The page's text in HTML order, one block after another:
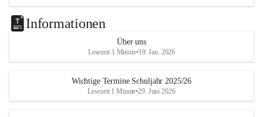
Jedes Kind lernt anders. Wir unterstützen unsere
Schülerinnen und Schüler durch unterschiedliche Methoden
dabei, die bestmöglichen Lernergebnisse zu erzielen.
Informationen
Über uns
Lesezeit 1 Minute•19. Jan. 2026
Wichtige Termine Schuljahr 2025/26
Lesezeit 1 Minute•29. Juni 2026